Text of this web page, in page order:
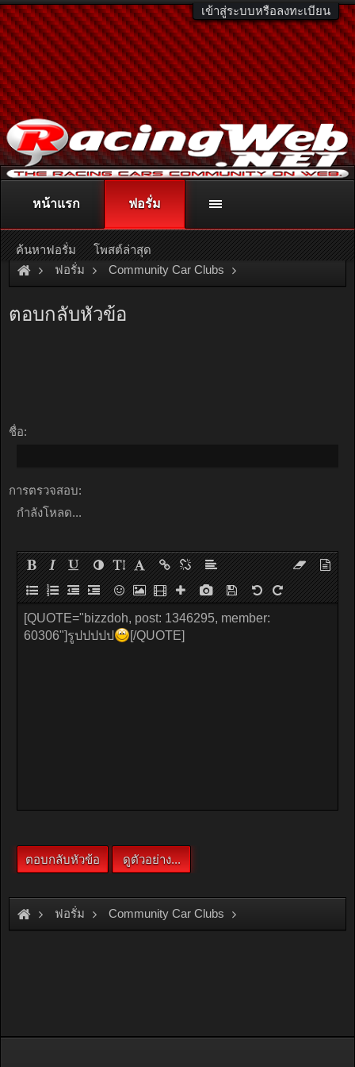
เข้าสู่ระบบหรือลงทะเบียน
ติดต่อลงโฆษณา racingweb@gmail.comหรือโทร. 081-811-1138
หรืออ่านรายละเอียดเพิ่มเติม คลิกที่นี่
ฟอรั่ม Community Car Clubs
ตอบกลับหัวข้อ
ชื่อ:
การตรวจสอบ:
กำลังโหลด...
ฟอรั่ม Community Car Clubs
หน้าแรก ฟอรั่ม
ค้นหาฟอรั่ม โพสต์ล่าสุด